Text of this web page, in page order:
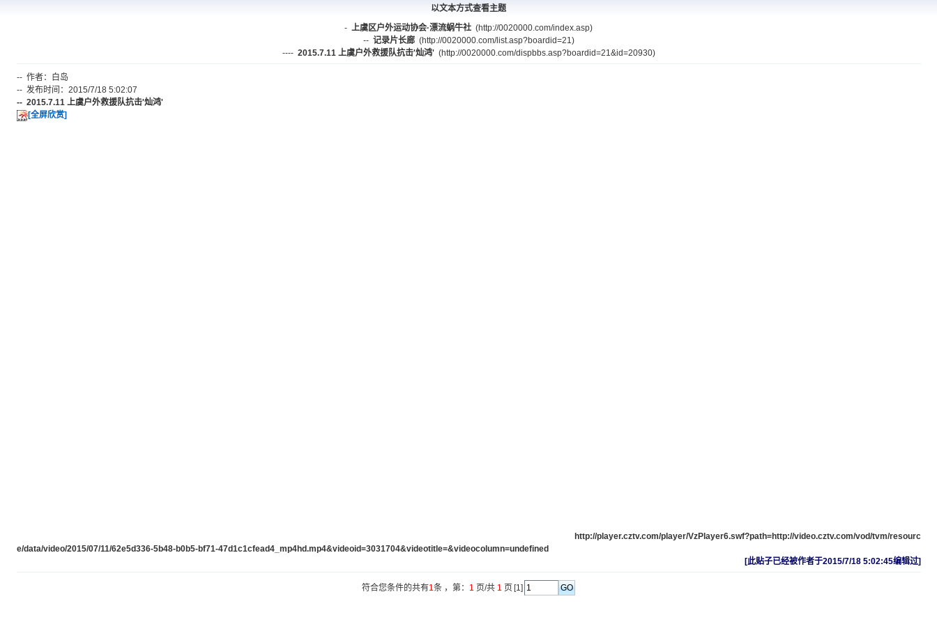
以文本方式查看主题
- 上虞区户外运动协会·漂流蜗牛社 (http://0020000.com/index.asp)
-- 记录片长廊(http://0020000.com/list.asp?boardid=21)
---- 2015.7.11 上虞户外救援队抗击'灿鸿'(http://0020000.com/dispbbs.asp?boardid=21&id=20930)
-- 作者：白岛
-- 发布时间：2015/7/18 5:02:07
-- 2015.7.11 上虞户外救援队抗击'灿鸿'
[全屏欣赏]
http://player.cztv.com/player/VzPlayer6.swf?path=http://video.cztv.com/vod/tvm/resourc
e/data/video/2015/07/11/62e5d336-5b48-b0b5-bf71-47d1c1cfead4_mp4hd.mp4&videoid=3031704&videotitle=&videocolumn=undefined
[此贴子已经被作者于2015/7/18 5:02:45编辑过]
符合您条件的共有1条 ，第： 1 页/共 1 页 [1]